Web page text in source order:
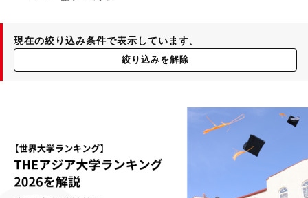
現在の絞り込み条件で表示しています。
絞り込みを解除